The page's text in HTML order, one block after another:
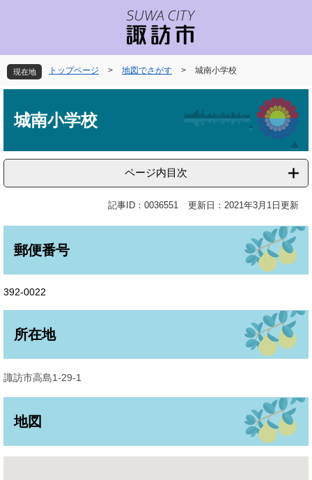
先
頭
を
飛
文
現在地 トップページ > 地図でさがす > 城南小学校
城南小学校
ページ内目次
記事ID：0036551 更新日：2021年3月1日更新
郵便番号
392-0022
所在地
諏訪市高島1-29-1
地図